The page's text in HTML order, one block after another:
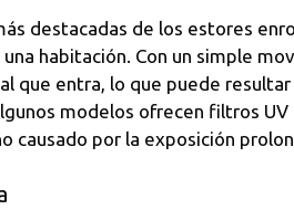
destacadas de los estores
una habitación. Con un simple
que entra, lo que puede
modelos ofrecen filtros
causado por la exposición